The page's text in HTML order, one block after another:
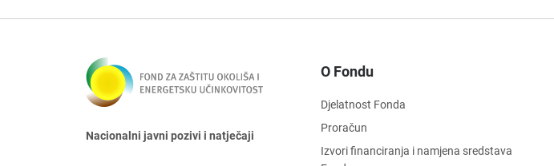
Nacionalni javni pozivi i natječaji
O Fondu
Djelatnost Fonda
Proračun
Izvori financiranja i namjena sredstava